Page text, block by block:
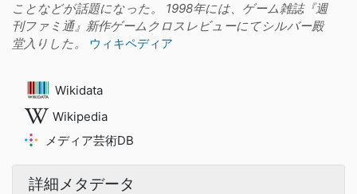
ことなどが話題になった。 1998年には、ゲーム雑誌『週
刊ファミ通』新作ゲームクロスレビューにてシルバー殿
堂入りした。
ウィキペディア
Wikidata
Wikipedia
メディア芸術DB
詳細メタデータ